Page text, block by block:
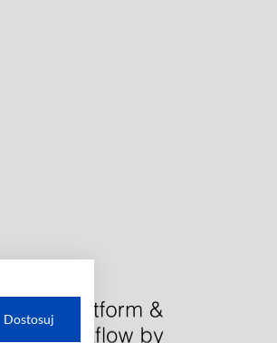
Dostosuj